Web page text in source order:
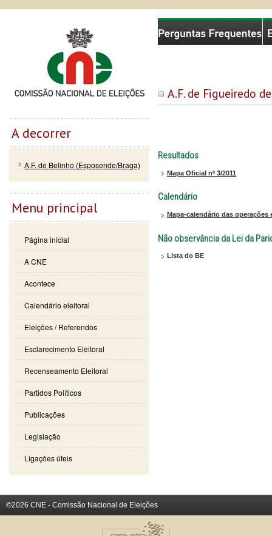
A.F. de Figueiredo
Resultados
Mapa Oficial nº 3/2011
Calendário
Mapa-calendário das operações
Não observância da Lei da
Lista do BE
Comissão Nacional de Eleições
A decorrer
A.F. de Belinho (Esposende/Braga)
Menu principal
Página inicial
A CNE
Acontece
Calendário eleitoral
Eleições / Referendos
Esclarecimento Eleitoral
Recenseamento Eleitoral
Partidos Políticos
Publicações
Legislação
Ligações úteis
©2026 CNE - Comissão Nacional de Eleições